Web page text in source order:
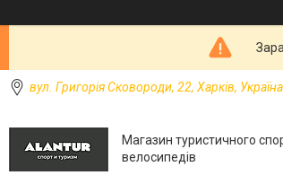
вул. Григорія Сковороди, 22, Харків, Україна
Магазин туристичного
велосипедів